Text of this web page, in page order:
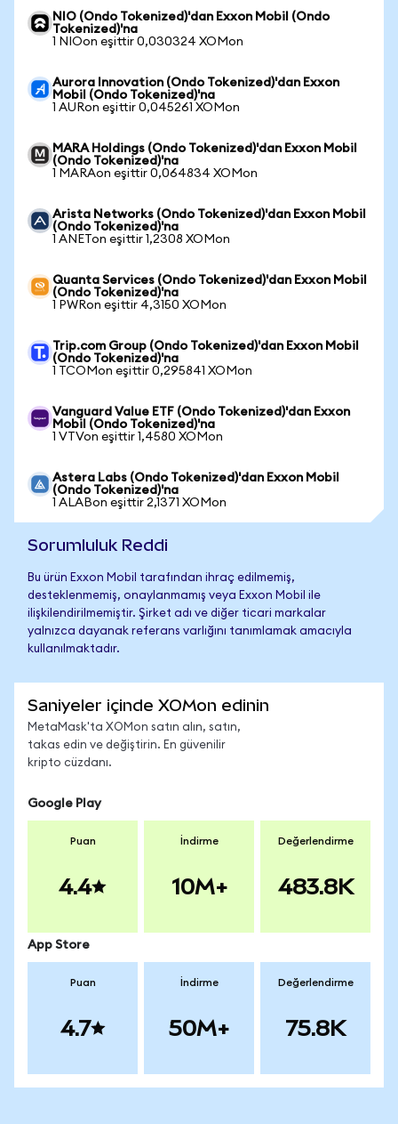
NIO (Ondo Tokenized)'dan Exxon Mobil (Ondo
Tokenized)'na
1 NIOon eşittir 0,030324 XOMon
Aurora Innovation (Ondo Tokenized)'dan Exxon
Mobil (Ondo Tokenized)'na
1 AURon eşittir 0,045261 XOMon
MARA Holdings (Ondo Tokenized)'dan Exxon Mobil
(Ondo Tokenized)'na
1 MARAon eşittir 0,064834 XOMon
Arista Networks (Ondo Tokenized)'dan Exxon Mobil
(Ondo Tokenized)'na
1 ANETon eşittir 1,2308 XOMon
Quanta Services (Ondo Tokenized)'dan Exxon Mobil
(Ondo Tokenized)'na
1 PWRon eşittir 4,3150 XOMon
Trip.com Group (Ondo Tokenized)'dan Exxon Mobil
(Ondo Tokenized)'na
1 TCOMon eşittir 0,295841 XOMon
Vanguard Value ETF (Ondo Tokenized)'dan Exxon
Mobil (Ondo Tokenized)'na
1 VTVon eşittir 1,4580 XOMon
Astera Labs (Ondo Tokenized)'dan Exxon Mobil
(Ondo Tokenized)'na
1 ALABon eşittir 2,1371 XOMon
Sorumluluk Reddi
Bu ürün Exxon Mobil tarafından ihraç edilmemiş,
desteklenmemiş, onaylanmamış veya Exxon Mobil ile
ilişkilendirilmemiştir. Şirket adı ve diğer ticari markalar
yalnızca dayanak referans varlığını tanımlamak amacıyla
kullanılmaktadır.
Saniyeler içinde XOMon edinin
MetaMask'ta XOMon satın alın, satın,
takas edin ve değiştirin. En güvenilir
kripto cüzdanı.
Google Play
Puan
4.4
İndirme
10M+
Değerlendirme
483.8K
App Store
Puan
4.7
İndirme
50M+
Değerlendirme
75.8K